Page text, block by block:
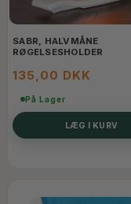
SABR, HALVMÅNE
RØGELSESHOLDER
135,00 DKK
På Lager
LÆG I KURV